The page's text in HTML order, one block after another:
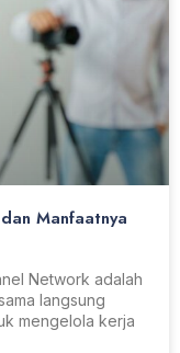
Manfaatnya
Network adalah
langsung
mengelola kerja